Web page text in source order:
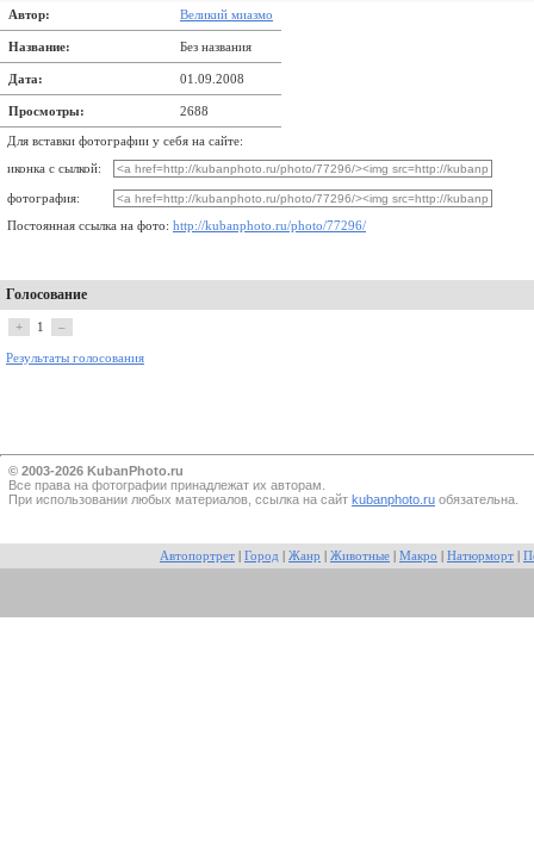
Автор: Bеликий миазмо
Название: Без названия
Дата: 01.09.2008
Просмотры: 2688
Для вставки фотографии у себя на сайте:
иконка с сылкой:
фотография:
Постоянная ссылка на фото: http://kubanphoto.ru/photo/77296/
Голосование
+ 1 –
Результаты голосования
© 2003-2026 KubanPhoto.ru
Все прaва на фотографии принадлежат их авторам.
При использовании любых материалов, ссылка на сайт kubanphoto.ru обязательна.
Автопортрет Город Жанр Животные Макро Натюрморт